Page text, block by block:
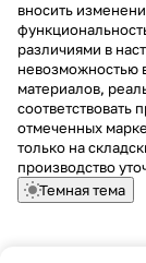
вносить
различиями в
невозможностью
материалов,
соответствовать
отмеченных
только на
производство
Темная тема